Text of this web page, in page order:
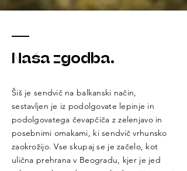
Naša zgodba.
Šiš je sendvič na balkanski način,
sestavljen je iz podolgovate lepinje in
podolgovatega čevapčiča z zelenjavo in
posebnimi omakami, ki sendvič vrhunsko
zaokrožijo. Vse skupaj se je začelo, kot
ulična prehrana v Beogradu, kjer je jed